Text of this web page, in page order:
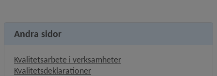
Andra sidor
Kvalitetsarbete i verksamheter
Kvalitetsdeklarationer